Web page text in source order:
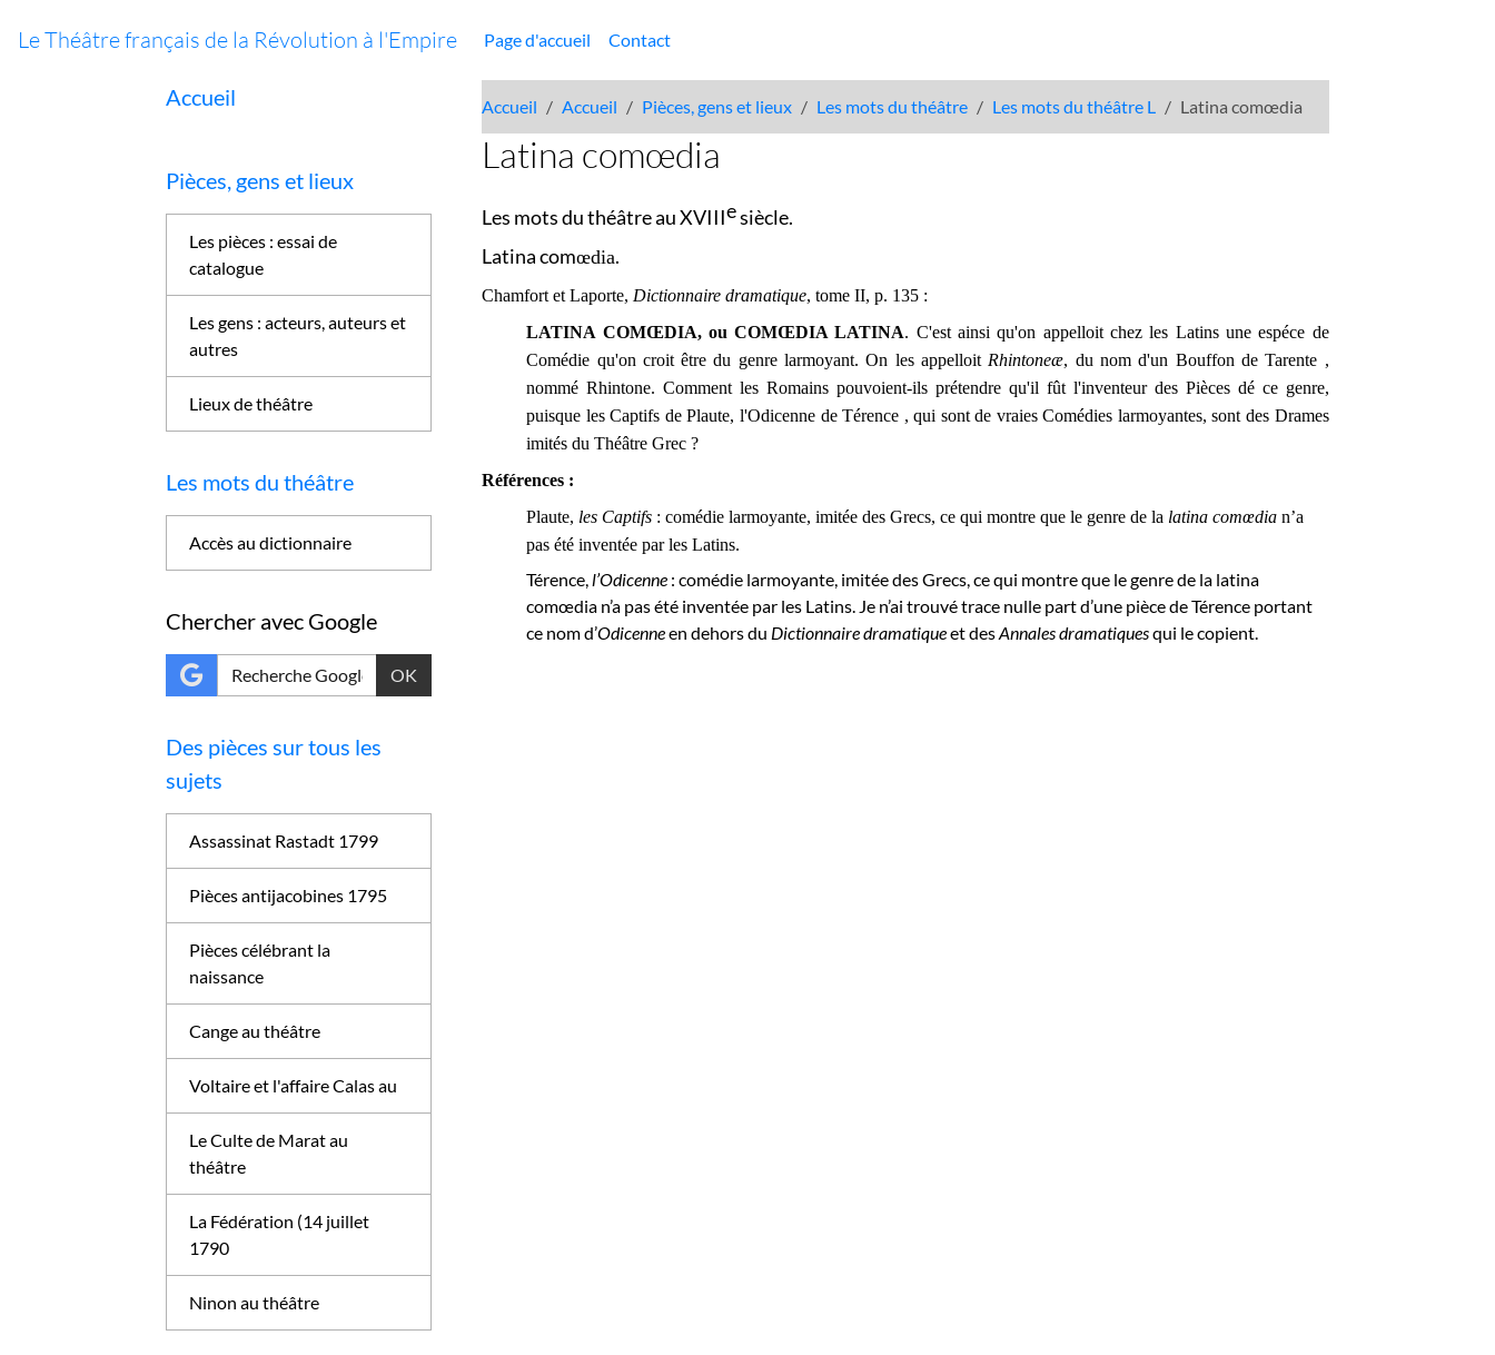
Le Théâtre français de la Révolution à l'Empire Page d'accueil Contact
Accueil Accueil Pièces, gens et lieux Les mots du théâtre Les mots du théâtre L Latina comœdia
Latina comœdia
Les mots du théâtre au XVIIIesiècle.
Latina comœdia.
Chamfort et Laporte, Dictionnaire dramatique, tome II, p. 135 :
LATINA COMŒDIA, ou COMŒDIA LATINA. C'est ainsi qu'on appelloit chez les Latins une espéce de
Comédie qu'on croit être du genre larmoyant. On les appelloit Rhintoneæ, du nom d'un Bouffon de Tarente ,
nommé Rhintone. Comment les Romains pouvoient-ils prétendre qu'il fût l'inventeur des Pièces dé ce genre,
puisque les Captifs de Plaute, l'Odicenne de Térence , qui sont de vraies Comédies larmoyantes, sont des Drames
imités du Théâtre Grec ?
Références :
Plaute, les Captifs : comédie larmoyante, imitée des Grecs, ce qui montre que le genre de la latina comœdia n’a
pas été inventée par les Latins.
Térence,l’Odicenne : comédie larmoyante, imitée des Grecs, ce qui montre que le genre de la latina
comœdia n’a pas été inventée par les Latins. Je n’ai trouvé trace nulle part d’une pièce de Térence portant
ce nom d’Odicenneen dehors du Dictionnaire dramatiqueet desAnnales dramatiquesqui le copient.
Accueil
Pièces, gens et lieux
Les pièces : essai de
catalogue
Les gens : acteurs, auteurs et
autres
Lieux de théâtre
Les mots du théâtre
Accès au dictionnaire
Chercher avec Google
OK
Des pièces sur tous les
sujets
Assassinat Rastadt 1799
Pièces antijacobines 1795
Pièces célébrant la
naissance
Cange au théâtre
Voltaire et l'affaire Calas au
Le Culte de Marat au
théâtre
La Fédération (14 juillet
1790
Ninon au théâtre